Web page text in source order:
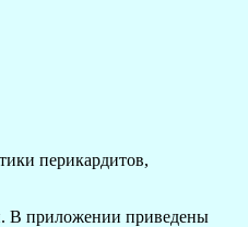
перикардитов,
В приложении приведены